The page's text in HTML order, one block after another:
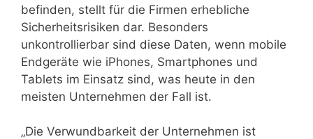
befinden, stellt für die Firmen erhebliche
Sicherheitsrisiken dar. Besonders
unkontrollierbar sind diese Daten, wenn mobile
Endgeräte wie iPhones, Smartphones und
Tablets im Einsatz sind, was heute in den
meisten Unternehmen der Fall ist.
„Die Verwundbarkeit der Unternehmen ist